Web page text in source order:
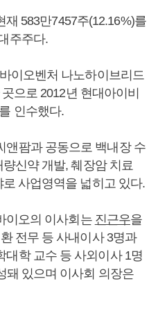
583만7457주(12.16%)를
주주다.
이오벤처 나노하이브리드
으로 2012년 현대아이비
인수했다.
앤팜과 공동으로 백내장 수
신약 개발, 췌장암 치료
사업영역을 넓히고 있다.
이오의 이사회는 진근우을
전무 등 사내이사 3명과
대학 교수 등 사외이사 1명
돼 있으며 이사회 의장은